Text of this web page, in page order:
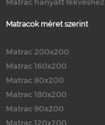
Matracok méret szerint
Matrac 200x200
Matrac 160x200
Matrac 80x200
Matrac 180x200
Matrac 90x200
Matrac 120x200